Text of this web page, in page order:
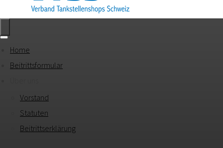
Home
Beitrittsformular
Vorstand
Statuten
Beitrittserklärung